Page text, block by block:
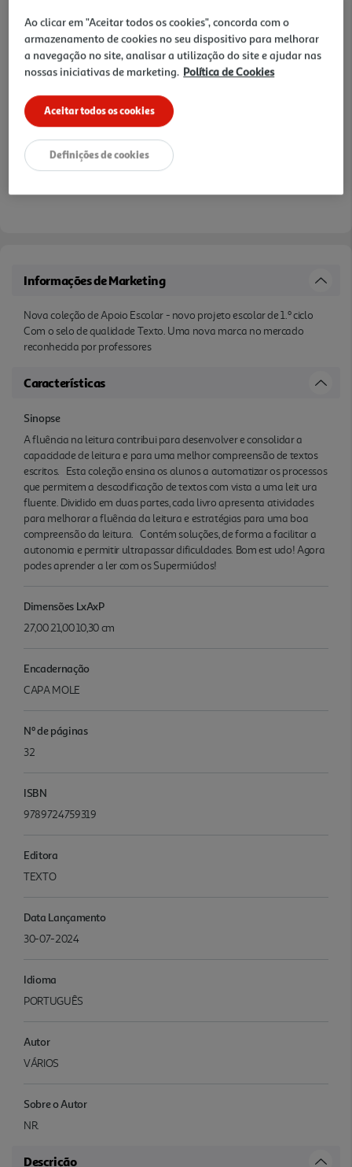
5,90 €PVP de editor
5,31 €
Notas de preparação
Informações de Marketing
Nova coleção de Apoio Escolar - novo projeto escolar de 1.º ciclo
Com o selo de qualidade Texto. Uma nova marca no mercado
reconhecida por professores
Características
Sinopse
A fluência na leitura contribui para desenvolver e consolidar a
capacidade de leitura e para uma melhor compreensão de textos
escritos. Esta coleção ensina os alunos a automatizar os processos
que permitem a descodificação de textos com vista a uma leit ura
fluente. Dividido em duas partes, cada livro apresenta atividades
para melhorar a fluência da leitura e estratégias para uma boa
compreensão da leitura. Contém soluções, de forma a facilitar a
autonomia e permitir ultrapassar dificuldades. Bom est udo! Agora
podes aprender a ler com os Supermiúdos!
Dimensões LxAxP
27,00 21,00 10,30 cm
Encadernação
CAPA MOLE
Nº de páginas
32
ISBN
9789724759319
Editora
TEXTO
Data Lançamento
30-07-2024
Idioma
PORTUGUÊS
Autor
VÁRIOS
Sobre o Autor
NR.
Descrição
Ao clicar em "Aceitar todos os cookies", concorda com o
armazenamento de cookies no seu dispositivo para melhorar
a navegação no site, analisar a utilização do site e ajudar nas
nossas iniciativas de marketing. Política de Cookies
Aceitar todos os cookies
Definições de cookies